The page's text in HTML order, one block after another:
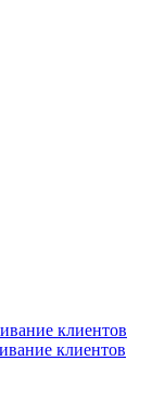
клиентов
клиентов